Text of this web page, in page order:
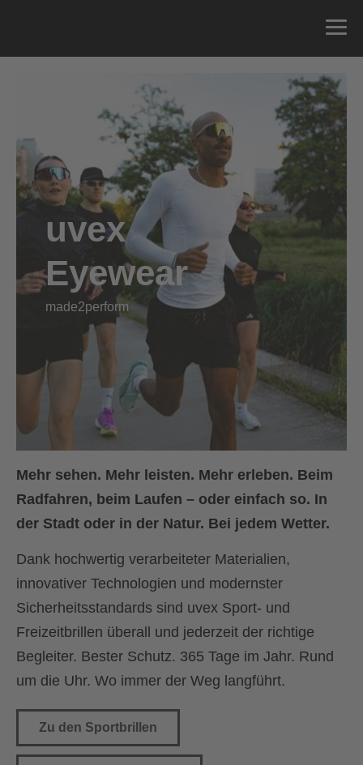
uvex
Eyewear
made2perform
Mehr sehen. Mehr leisten. Mehr erleben. Beim
Radfahren, beim Laufen – oder einfach so. In
der Stadt oder in der Natur. Bei jedem Wetter.
Dank hochwertig verarbeiteter Materialien,
innovativer Technologien und modernster
Sicherheitsstandards sind uvex Sport- und
Freizeitbrillen überall und jederzeit der richtige
Begleiter. Bester Schutz. 365 Tage im Jahr. Rund
um die Uhr. Wo immer der Weg langführt.
Zu den Sportbrillen